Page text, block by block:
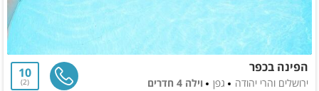
הפינה בכפר
ירושלים והרי יהודה גפן
וילה 4 חדרים
10
2